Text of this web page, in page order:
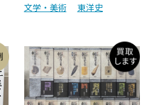
文学・美術
東洋史